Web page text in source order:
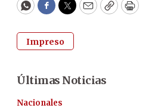
WhatsApp
Facebook
Twitter
EmailCopyPrint
Impreso
Últimas Noticias
Nacionales